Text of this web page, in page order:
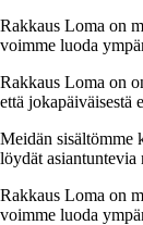
Rakkaus Loma on
voimme luoda
Rakkaus Loma on
että jokapäiväisestä
Meidän sisältömme
löydät
Rakkaus Loma on
voimme luoda